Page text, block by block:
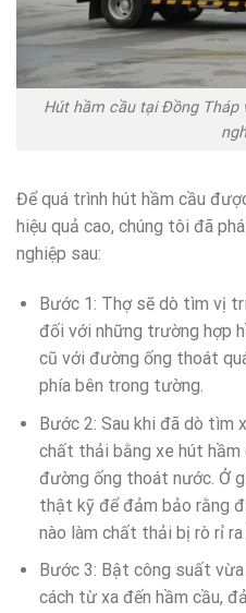
Hút hầm cầu tại Đồng Tháp
Để quá trình hút hầm cầu
hiệu quả cao, chúng tôi đã
nghiệp sau:
Bước 1: Thợ sẽ dò tìm vị
đối với những trường hợp
cũ với đường ống thoát
phía bên trong tường.
Bước 2: Sau khi đã dò tìm
chất thải bằng xe hút
đường ống thoát nước. Ở
thật kỹ để đảm bảo rằng
nào làm chất thải bị rò rỉ ra
Bước 3: Bật công suất
cách từ xa đến hầm cầu,